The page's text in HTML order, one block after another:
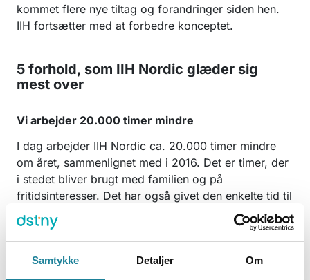
Samtykke Detaljer Om
kommet flere nye tiltag og forandringer siden hen.
IIH fortsætter med at forbedre konceptet.
5 forhold, som IIH Nordic glæder sig
mest over
Vi arbejder 20.000 timer mindre
I dag arbejder IIH Nordic ca. 20.000 timer mindre
om året, sammenlignet med i 2016. Det er timer, der
i stedet bliver brugt med familien og på
fritidsinteresser. Det har også givet den enkelte tid til
at sætte fokus på læring og udvikling – noget IIH
Nordic vægter højt, men som let bliver glemt i en
travl hverdag.